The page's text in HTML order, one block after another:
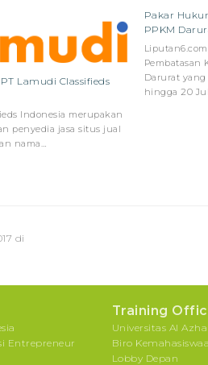
Lamudi Classifieds
Indonesia merupakan
penyedia jasa situs jual
nama…
Pakar
PPKM
Pembatasan
Darurat
hingga 20
di
Entrepreneur
Training
Universitas Al
Biro
Lobby Depan